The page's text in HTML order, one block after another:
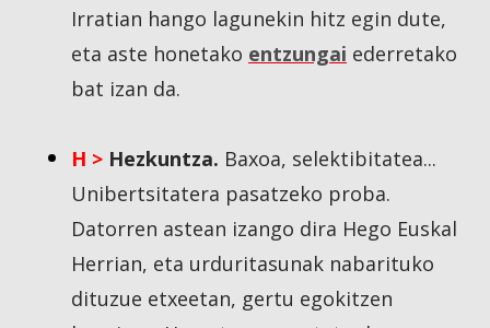
Irratian hango lagunekin hitz egin dute,
eta aste honetako entzungai ederretako
bat izan da.
H > Hezkuntza. Baxoa, selektibitatea...
Unibertsitatera pasatzeko proba.
Datorren astean izango dira Hego Euskal
Herrian, eta urduritasunak nabarituko
dituzue etxeetan, gertu egokitzen